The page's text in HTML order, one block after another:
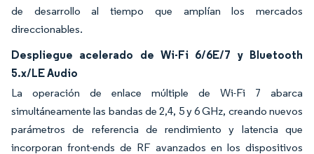
de desarrollo al tiempo que amplían los mercados
direccionables.
Despliegue acelerado de Wi-Fi 6/6E/7 y Bluetooth
5.x/LE Audio
La operación de enlace múltiple de Wi-Fi 7 abarca
simultáneamente las bandas de 2,4, 5 y 6 GHz, creando nuevos
parámetros de referencia de rendimiento y latencia que
incorporan front-ends de RF avanzados en los dispositivos